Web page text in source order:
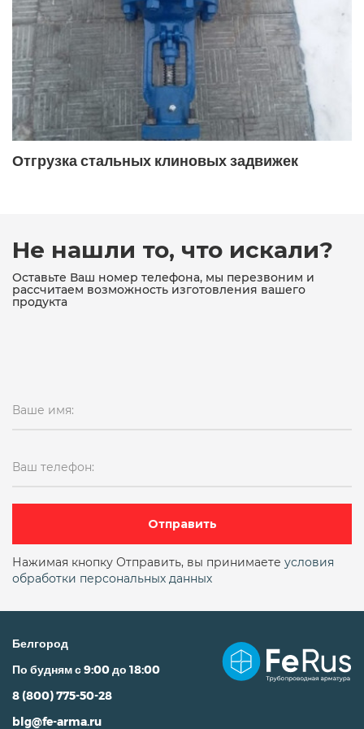
19с47нж ДУ400 19с53нж
19с53нж ду100 ру40 19с53нж ду50
19с53нж ду80 19с53нж ду80 ру40
19с76нж 19с76нж ду80 ру16
19с76нж поворотный
19ч16бр ДУ150 19ч21бр ду100
19ч21бр ду100 ру16 19ч21бр ду150
19ч21бр ду150 ру16
19ч21бр поворотный однодисковый
Двухстворчатый чугунный ду10
ДУ100
ду100 межфланцевый
ДУ100 РУ16
Отгрузка стальных клиновых задвижек
Не нашли то, что искали?
Оставьте Ваш номер телефона, мы перезвоним и
рассчитаем возможность изготовления вашего
продукта
Ваше имя:
Ваш телефон:
Отправить
Нажимая кнопку Отправить, вы принимаете условия
обработки персональных данных
Белгород
По будням с 9:00 до 18:00
8 (800) 775-50-28
blg@fe-arma.ru